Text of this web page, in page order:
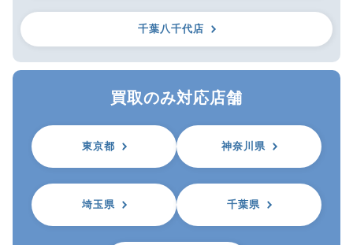
千葉八千代店
買取のみ対応店舗
東京都 神奈川県
埼玉県 千葉県